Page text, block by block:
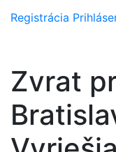
Registrácia
Zvrat